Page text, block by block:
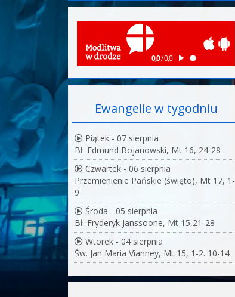
Ewangelie w tygodniu
Piątek - 07 sierpnia
Bł. Edmund Bojanowski, Mt 16, 24-28
Czwartek - 06 sierpnia
Przemienienie Pańskie (święto), Mt 17, 1-
9
Środa - 05 sierpnia
Bł. Fryderyk Janssoone, Mt 15,21-28
Wtorek - 04 sierpnia
Św. Jan Maria Vianney, Mt 15, 1-2. 10-14